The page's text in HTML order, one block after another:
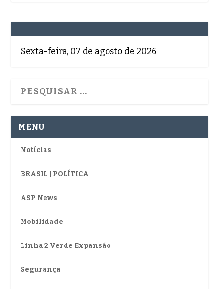
Sexta-feira, 07 de agosto de 2026
MENU
Notícias
BRASIL | POLÍTICA
ASP News
Mobilidade
Linha 2 Verde Expansão
Segurança